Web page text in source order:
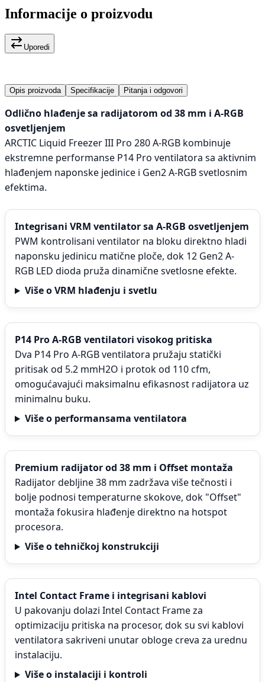
Informacije o proizvodu
Uporedi
Opis proizvoda Specifikacije Pitanja i odgovori
Odlično hlađenje sa radijatorom od 38 mm i A-RGB
osvetljenjem
ARCTIC Liquid Freezer III Pro 280 A-RGB kombinuje
ekstremne performanse P14 Pro ventilatora sa aktivnim
hlađenjem naponske jedinice i Gen2 A-RGB svetlosnim
efektima.
Integrisani VRM ventilator sa A-RGB osvetljenjem
PWM kontrolisani ventilator na bloku direktno hladi
naponsku jedinicu matične ploče, dok 12 Gen2 A-
RGB LED dioda pruža dinamične svetlosne efekte.
Više o VRM hlađenju i svetlu
P14 Pro A-RGB ventilatori visokog pritiska
Dva P14 Pro A-RGB ventilatora pružaju statički
pritisak od 5.2 mmH2O i protok od 110 cfm,
omogućavajući maksimalnu efikasnost radijatora uz
minimalnu buku.
Više o performansama ventilatora
Premium radijator od 38 mm i Offset montaža
Radijator debljine 38 mm zadržava više tečnosti i
bolje podnosi temperaturne skokove, dok "Offset"
montaža fokusira hlađenje direktno na hotspot
procesora.
Više o tehničkoj konstrukciji
Intel Contact Frame i integrisani kablovi
U pakovanju dolazi Intel Contact Frame za
optimizaciju pritiska na procesor, dok su svi kablovi
ventilatora sakriveni unutar obloge creva za urednu
instalaciju.
Više o instalaciji i kontroli